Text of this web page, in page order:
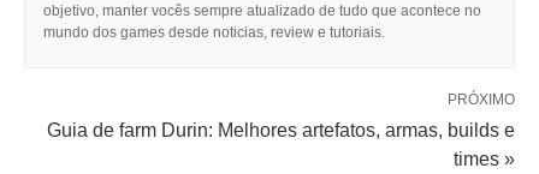
objetivo, manter vocês sempre atualizado de tudo que acontece no
mundo dos games desde noticias, review e tutoriais.
PRÓXIMO
Guia de farm Durin: Melhores artefatos, armas, builds e
times »